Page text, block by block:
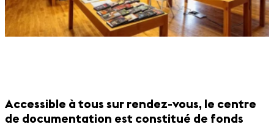
Accessible à tous sur rendez-vous, le centre
de documentation est constitué de fonds